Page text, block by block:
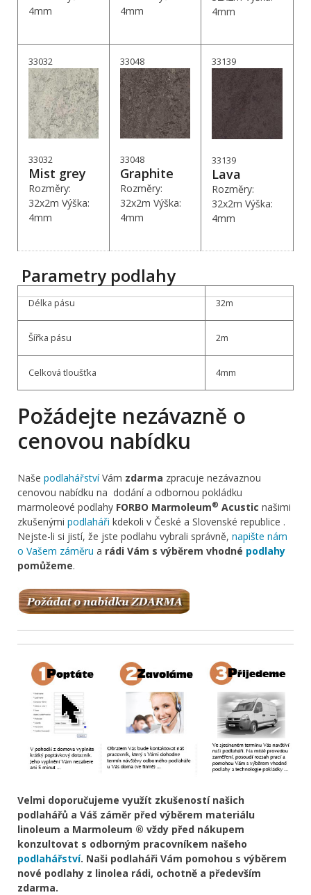
4mm
4mm
4mm
33032
33032
Mist grey
Rozměry:
32x2m Výška:
4mm
33048
33048
Graphite
Rozměry:
32x2m Výška:
4mm
33139
33139
Lava
Rozměry:
32x2m Výška:
4mm
Parametry podlahy
Délka pásu 32m
Šířka pásu 2m
Celková tloušťka 4mm
Požádejte nezávazně o
cenovou nabídku
Naše podlahářstvíVám zdarma zpracuje nezávaznou
cenovou nabídku na dodání a odbornou pokládku
marmoleové podlahy FORBO Marmoleum® Acustic našimi
zkušenými podlaháři kdekoli v České a Slovenské republice .
Nejste-li si jistí, že jste podlahu vybrali správně, napište nám
o Vašem záměru a rádi Vám s výběrem vhodné podlahy
pomůžeme.
Velmi doporučujeme využít zkušeností našich
podlahářů a Váš záměr před výběrem materiálu
linoleum a Marmoleum ® vždy před nákupem
konzultovat s odborným pracovníkem našeho
podlahářství. Naši podlaháři Vám pomohou s výběrem
nové podlahy z linolea rádi, ochotně a především
zdarma.